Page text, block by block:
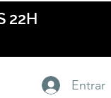
22H
Entrar